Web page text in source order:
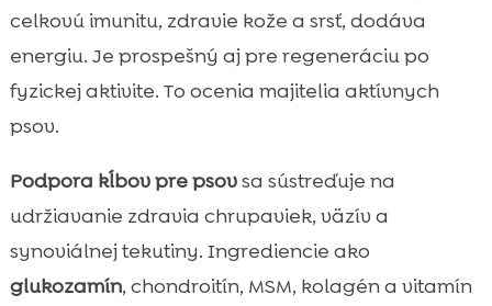
celkovú imunitu, zdravie kože a srsť, dodáva
energiu. Je prospešný aj pre regeneráciu po
fyzickej aktivite. To ocenia majitelia aktívnych
psov.
Podpora kĺbov pre psovsa sústreďuje na
udržiavanie zdravia chrupaviek, väzív a
synoviálnej tekutiny. Ingrediencie ako
glukozamín, chondroitín, MSM, kolagén a vitamín